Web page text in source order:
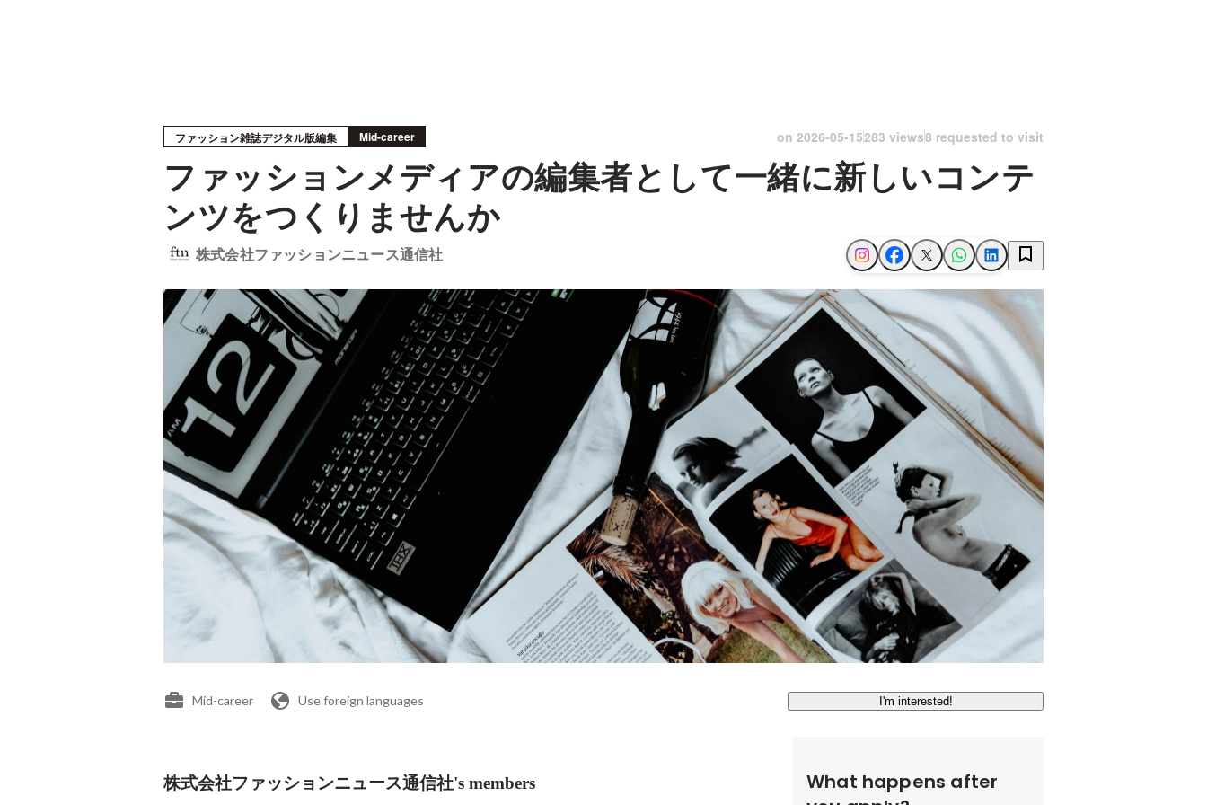
ファッション雑誌デジタル版編集 Mid-career on 2026-05-15283 views8 requested to visit
ファッションメディアの編集者として一緒に新しいコンテ
ンツをつくりませんか
株式会社ファッションニュース通信社
Mid-career Use foreign languages I'm interested!
株式会社ファッションニュース通信社's members
What happens after